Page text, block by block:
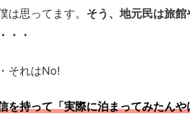
思ってます。 そう、地元民は旅
・・
それはNo!
を持って「実際に泊まってみた